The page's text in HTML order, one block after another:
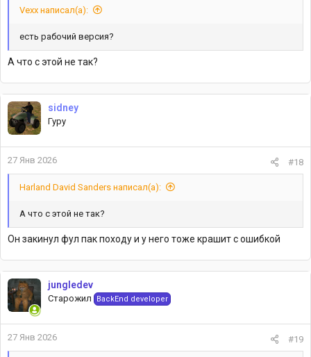
Vexx написал(а):
есть рабочий версия?
А что с этой не так?
sidney
Гуру
27 Янв 2026 #18
Harland David Sanders написал(а):
А что с этой не так?
Он закинул фул пак походу и у него тоже крашит с ошибкой
jungledev
Старожил BackEnd developer
27 Янв 2026 #19